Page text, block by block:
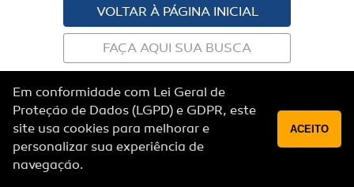
VOLTAR À PÁGINA INICIAL
FAÇA AQUI SUA BUSCA
© Copyright 2019 | Todos os direitos reservados
Em conformidade com Lei Geral de
Proteção de Dados (LGPD) e GDPR, este
site usa cookies para melhorar e
personalizar sua experiência de
navegação.
ACEITO